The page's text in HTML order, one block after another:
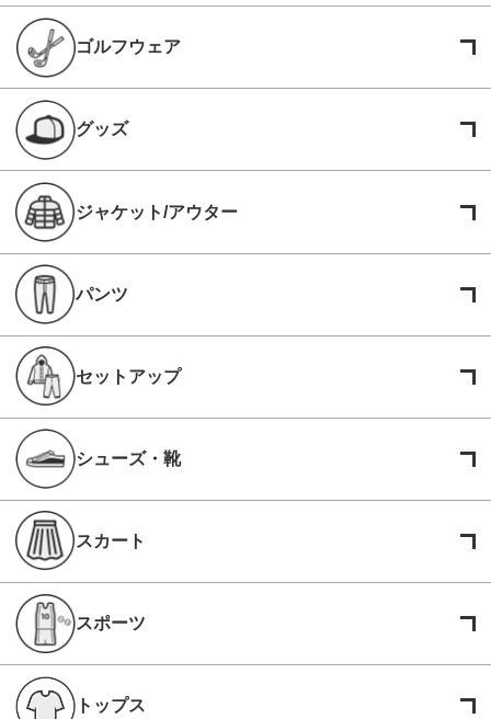
ゴルフウェア
グッズ
ジャケット/アウター
パンツ
セットアップ
シューズ・靴
スカート
スポーツ
トップス